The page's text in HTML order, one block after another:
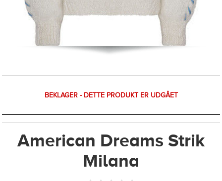
BEKLAGER - DETTE PRODUKT ER UDGÅET
American Dreams Strik
Milana